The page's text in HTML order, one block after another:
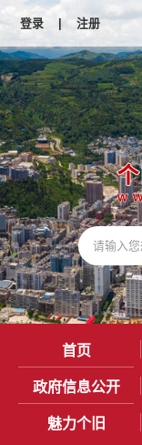
登录 | 注册
首页
政府信息公开
魅力个旧